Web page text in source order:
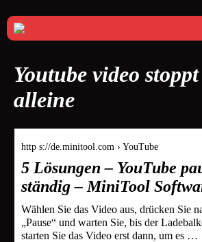
Youtube video
alleine
http s://de.minitool.com › YouTube
5 Lösungen – YouTube
ständig – MiniTool
Wählen Sie das Video aus, drücken Sie
„Pause“ und warten Sie, bis der
starten Sie das Video erst dann, um es …